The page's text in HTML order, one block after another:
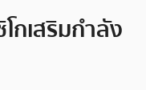
กเสริมกำลัง